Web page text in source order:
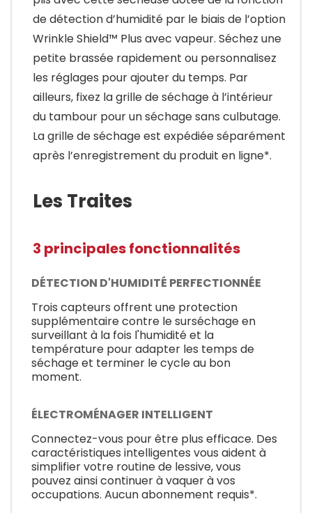
de détection d’humidité par le biais de l’option
Wrinkle Shield™ Plus avec vapeur. Séchez une
petite brassée rapidement ou personnalisez
les réglages pour ajouter du temps. Par
ailleurs, fixez la grille de séchage à l’intérieur
du tambour pour un séchage sans culbutage.
La grille de séchage est expédiée séparément
après l’enregistrement du produit en ligne*.
Les Traites
3 principales fonctionnalités
DÉTECTION D'HUMIDITÉ PERFECTIONNÉE
Trois capteurs offrent une protection
supplémentaire contre le surséchage en
surveillant à la fois l'humidité et la
température pour adapter les temps de
séchage et terminer le cycle au bon
moment.
ÉLECTROMÉNAGER INTELLIGENT
Connectez-vous pour être plus efficace. Des
caractéristiques intelligentes vous aident à
simplifier votre routine de lessive, vous
pouvez ainsi continuer à vaquer à vos
occupations. Aucun abonnement requis*.